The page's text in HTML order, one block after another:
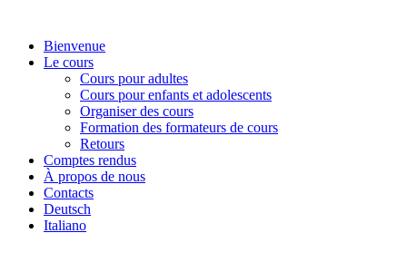
contenuBienvenue
Le cours
Cours pour adultes
Cours pour enfants et adolescents
Organiser des cours
Formation des formateurs de cours
Retours
Comptes rendus
À propos de nous
Contacts
Deutsch
Italiano